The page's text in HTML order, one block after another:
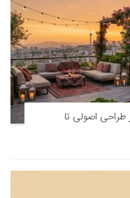
از طراحی اصولی تا